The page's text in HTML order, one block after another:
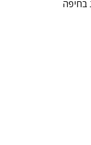
בחיפה